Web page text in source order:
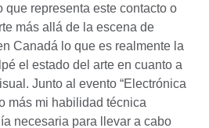
representa este contacto o
más allá de la escena de
Canadá lo que es realmente la
el estado del arte en cuanto a
Junto al evento “Electrónica
más mi habilidad técnica
necesaria para llevar a cabo